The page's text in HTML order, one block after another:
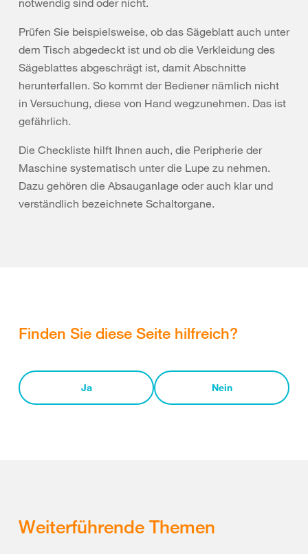
notwendig sind oder nicht.
Prüfen Sie beispielsweise, ob das Sägeblatt auch unter
dem Tisch abgedeckt ist und ob die Verkleidung des
Sägeblattes abgeschrägt ist, damit Abschnitte
herunterfallen. So kommt der Bediener nämlich nicht
in Versuchung, diese von Hand wegzunehmen. Das ist
gefährlich.
Die Checkliste hilft Ihnen auch, die Peripherie der
Maschine systematisch unter die Lupe zu nehmen.
Dazu gehören die Absauganlage oder auch klar und
verständlich bezeichnete Schaltorgane.
Finden Sie diese Seite hilfreich?
Ja Nein
Weiterführende Themen